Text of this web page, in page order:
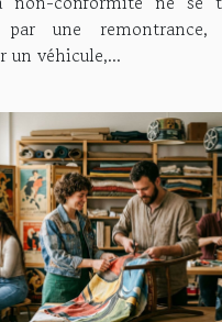
par une
un véhicule,...